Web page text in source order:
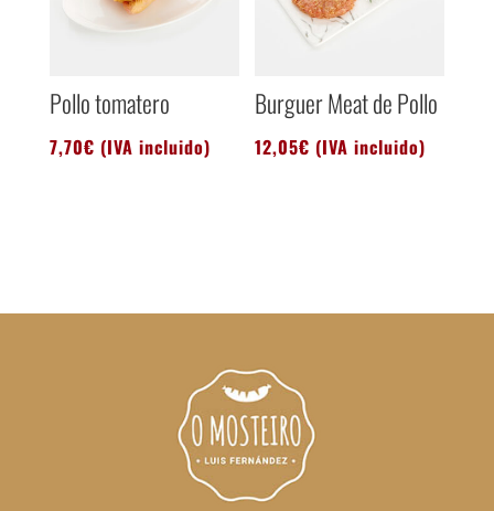
Pollo tomatero
7,70€ (IVA incluido)
Burguer Meat de Pollo
12,05€ (IVA incluido)